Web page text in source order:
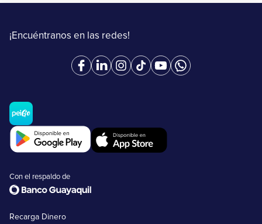
¡Encuéntranos en las redes!
Con el respaldo de
Recarga Dinero